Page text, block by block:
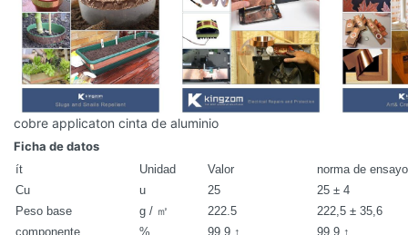
cobre applicaton cinta de aluminio
Ficha de datos
ít Unidad Valor
norma de ensayo
Cu
u 25
25 ± 4
Peso base
g / ㎡ 222.5
222,5 ± 35,6
componente
% 99,9 ↑
99,9 ↑